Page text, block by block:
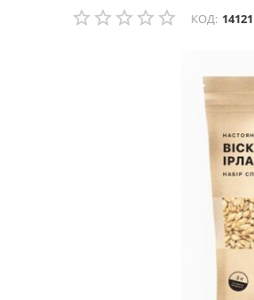
КОД: 14121